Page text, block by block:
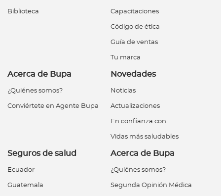
Biblioteca Capacitaciones
Código de ética
Guía de ventas
Tu marca
Acerca de Bupa
¿Quiénes somos?
Conviértete en Agente Bupa
Novedades
Noticias
Actualizaciones
En confianza con
Vidas más saludables
Seguros de salud
Ecuador
Guatemala
Acerca de Bupa
¿Quiénes somos?
Segunda Opinión Médica